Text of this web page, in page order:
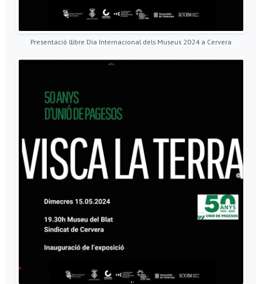
Presentació llibre Dia Internacional dels Museus 2024 a Cervera